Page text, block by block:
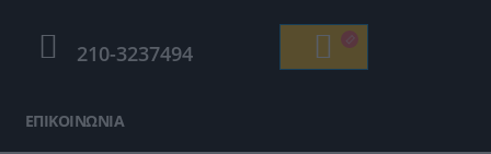
210-3237494
ΕΠΙΚΟΙΝΩΝΊΑ